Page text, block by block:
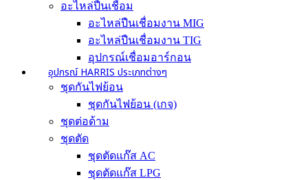
อะไหล่ปืนเชื่อม
อะไหล่ปืนเชื่อมงาน MIG
อะไหล่ปืนเชื่อมงาน TIG
อุปกรณ์เชื่อมอาร์กอน
อุปกรณ์ HARRIS ประเภทต่างๆ
ชุดกันไฟย้อน
ชุดกันไฟย้อน (เกจ)
ชุดต่อด้าม
ชุดตัด
ชุดตัดแก๊ส AC
ชุดตัดแก๊ส LPG